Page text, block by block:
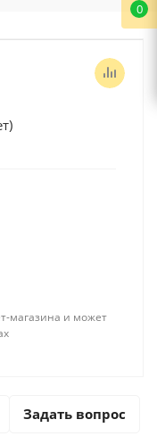
магазина и может
Задать вопрос
0